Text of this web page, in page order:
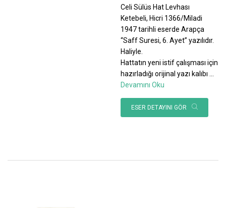
Celi Sülüs Hat Levhası
Ketebeli, Hicri 1366/Miladi
1947 tarihli eserde Arapça
“Saff Suresi, 6. Ayet” yazılıdır.
Haliyle.
Hattatın yeni istif çalışması için
hazırladığı orijinal yazı kalıbı
Devamını Oku
ESER DETAYINI GÖR